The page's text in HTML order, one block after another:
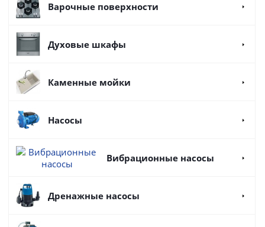
Варочные поверхности
Духовые шкафы
Каменные мойки
Насосы
Вибрационные насосы
Дренажные насосы